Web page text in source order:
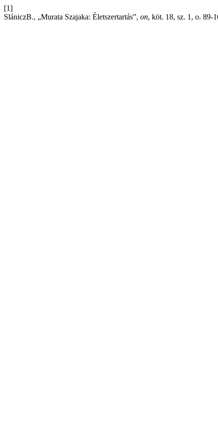
[1]
SlániczB., „Murata Szajaka: Életszertartás”, on, köt. 18, sz. 1, o. 89-